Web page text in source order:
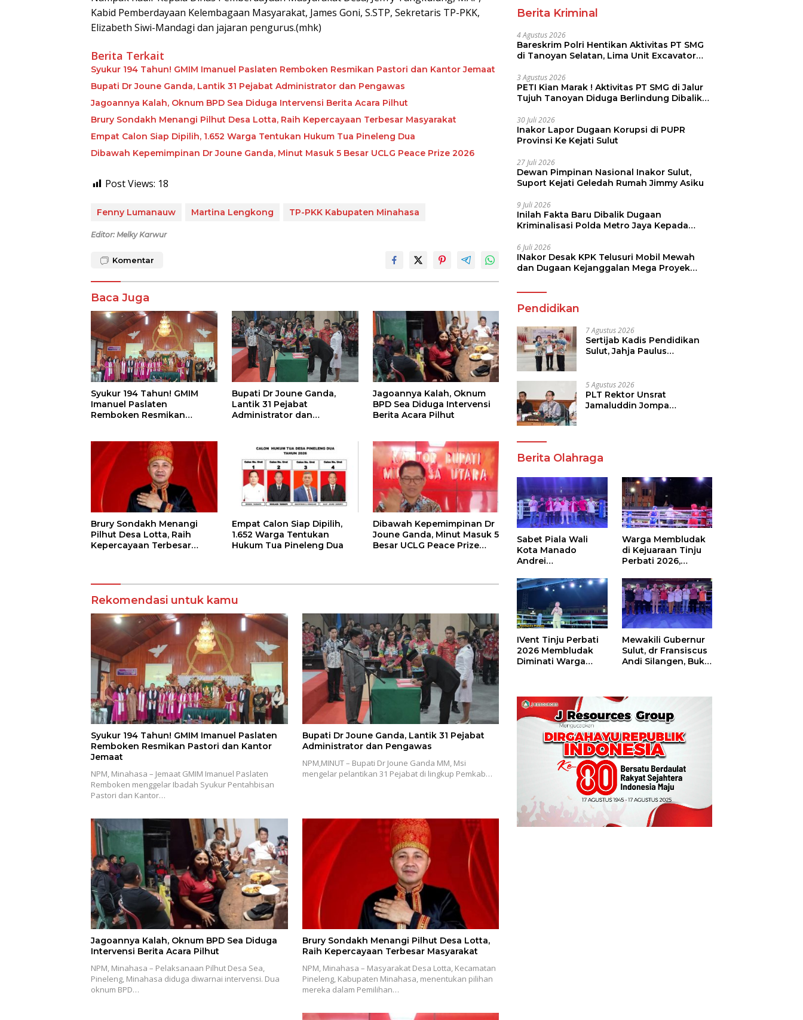
Kabid Pemberdayaan Kelembagaan Masyarakat, James Goni, S.STP, Sekretaris TP-PKK,
Elizabeth Siwi-Mandagi dan jajaran pengurus.(mhk)
Berita Terkait
Syukur 194 Tahun! GMIM Imanuel Paslaten Remboken Resmikan Pastori dan Kantor Jemaat
Bupati Dr Joune Ganda, Lantik 31 Pejabat Administrator dan Pengawas
Jagoannya Kalah, Oknum BPD Sea Diduga Intervensi Berita Acara Pilhut
Brury Sondakh Menangi Pilhut Desa Lotta, Raih Kepercayaan Terbesar Masyarakat
Empat Calon Siap Dipilih, 1.652 Warga Tentukan Hukum Tua Pineleng Dua
Dibawah Kepemimpinan Dr Joune Ganda, Minut Masuk 5 Besar UCLG Peace Prize 2026
Post Views: 18
Fenny Lumanauw Martina Lengkong TP-PKK Kabupaten Minahasa
Editor: Melky Karwur
Komentar
Baca Juga
Syukur 194 Tahun! GMIM
Imanuel Paslaten
Remboken Resmikan
Bupati Dr Joune Ganda,
Lantik 31 Pejabat
Administrator dan
Jagoannya Kalah, Oknum
BPD Sea Diduga Intervensi
Berita Acara Pilhut
Brury Sondakh Menangi
Pilhut Desa Lotta, Raih
Kepercayaan Terbesar
Empat Calon Siap Dipilih,
1.652 Warga Tentukan
Hukum Tua Pineleng Dua
Dibawah Kepemimpinan Dr
Joune Ganda, Minut Masuk 5
Besar UCLG Peace Prize
Rekomendasi untuk kamu
Syukur 194 Tahun! GMIM Imanuel Paslaten
Remboken Resmikan Pastori dan Kantor
Jemaat
NPM, Minahasa – Jemaat GMIM Imanuel Paslaten
Remboken menggelar Ibadah Syukur Pentahbisan
Pastori dan Kantor…
Bupati Dr Joune Ganda, Lantik 31 Pejabat
Administrator dan Pengawas
NPM,MINUT – Bupati Dr Joune Ganda MM, Msi
mengelar pelantikan 31 Pejabat di lingkup Pemkab…
Jagoannya Kalah, Oknum BPD Sea Diduga
Intervensi Berita Acara Pilhut
NPM, Minahasa – Pelaksanaan Pilhut Desa Sea,
Pineleng, Minahasa diduga diwarnai intervensi. Dua
oknum BPD…
Brury Sondakh Menangi Pilhut Desa Lotta,
Raih Kepercayaan Terbesar Masyarakat
NPM, Minahasa – Masyarakat Desa Lotta, Kecamatan
Pineleng, Kabupaten Minahasa, menentukan pilihan
mereka dalam Pemilihan…
Berita Kriminal
4 Agustus 2026
Bareskrim Polri Hentikan Aktivitas PT SMG
di Tanoyan Selatan, Lima Unit Excavator
3 Agustus 2026
PETI Kian Marak ! Aktivitas PT SMG di Jalur
Tujuh Tanoyan Diduga Berlindung Dibalik
30 Juli 2026
Inakor Lapor Dugaan Korupsi di PUPR
Provinsi Ke Kejati Sulut
27 Juli 2026
Dewan Pimpinan Nasional Inakor Sulut,
Suport Kejati Geledah Rumah Jimmy Asiku
9 Juli 2026
Inilah Fakta Baru Dibalik Dugaan
Kriminalisasi Polda Metro Jaya Kepada
6 Juli 2026
INakor Desak KPK Telusuri Mobil Mewah
dan Dugaan Kejanggalan Mega Proyek
Pendidikan
7 Agustus 2026
Sertijab Kadis Pendidikan
Sulut, Jahja Paulus
Pendidikan
5 Agustus 2026
PLT Rektor Unsrat
Jamaluddin Jompa
Berita Olahraga
Sabet Piala Wali
Kota Manado
Andrei
Boxing Camp Juara
Umum Tinju Perbati
2026
Warga Membludak
di Kejuaraan Tinju
Perbati 2026,
Piala Wali Kota
IVent Tinju Perbati
2026 Membludak
Diminati Warga
Mewakili Gubernur
Sulut, dr Fransiscus
Andi Silangen, Buka
Piala Wali Kota
Manado